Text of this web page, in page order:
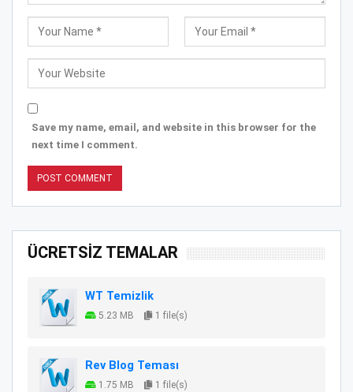
Save my name, email, and website in this browser for the
next time I comment.
ÜCRETSİZ TEMALAR
WT Temizlik
5.23 MB 1 file(s)
Rev Blog Teması
1.75 MB 1 file(s)